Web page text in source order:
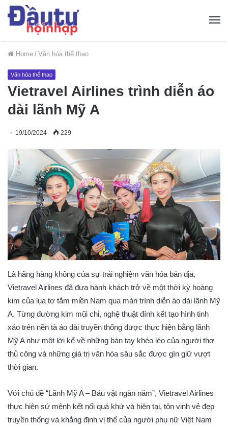
Home / Văn hóa thể thao
Văn hóa thể thao
Vietravel Airlines trình diễn áo
dài lãnh Mỹ A
19/10/2024 229
Là hãng hàng không của sự trải nghiệm văn hóa bản địa,
Vietravel Airlines đã đưa hành khách trở về một thời kỳ hoàng
kim của lụa tơ tằm miền Nam qua màn trình diễn áo dài lãnh Mỹ
A. Từng đường kim mũi chỉ, nghệ thuật đính kết tạo hình tinh
xảo trên nền tà áo dài truyền thống được thực hiện bằng lãnh
Mỹ A như một lời kể về những bàn tay khéo léo của người thợ
thủ công và những giá trị văn hóa sâu sắc được gìn giữ vượt
thời gian.
Với chủ đề “Lãnh Mỹ A – Báu vật ngàn năm”, Vietravel Airlines
thực hiện sứ mệnh kết nối quá khứ và hiện tại, tôn vinh vẻ đẹp
truyền thống và khẳng định vị thế của người phụ nữ Việt Nam